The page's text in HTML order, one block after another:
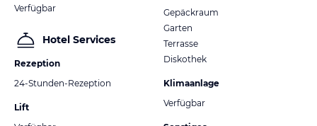
Verfügbar
Hotel Services
Rezeption
24-Stunden-Rezeption
Lift
Gepäckraum
Garten
Terrasse
Diskothek
Klimaanlage
Verfügbar